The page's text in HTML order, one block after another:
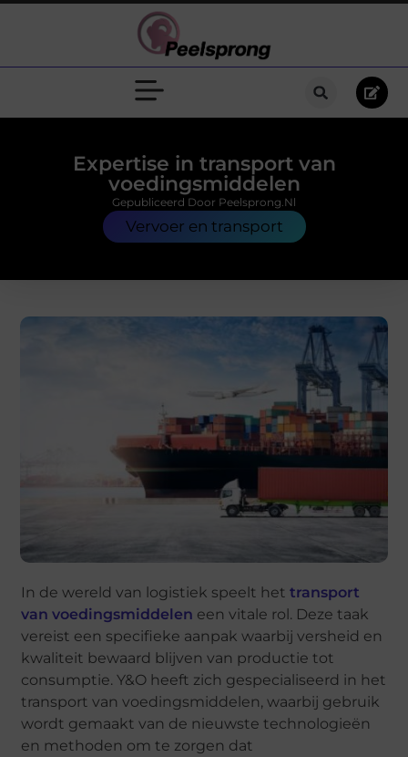
Expertise in transport van
voedingsmiddelen
Vervoer en transport
Gepubliceerd Door Peelsprong.nl
In de wereld van logistiek speelt hettransport
van voedingsmiddelen een vitale rol. Deze taak
vereist een specifieke aanpak waarbij versheid en
kwaliteit bewaard blijven van productie tot
consumptie. Y&O heeft zich gespecialiseerd in het
transport van voedingsmiddelen, waarbij gebruik
wordt gemaakt van de nieuwste technologieën
en methoden om te zorgen dat